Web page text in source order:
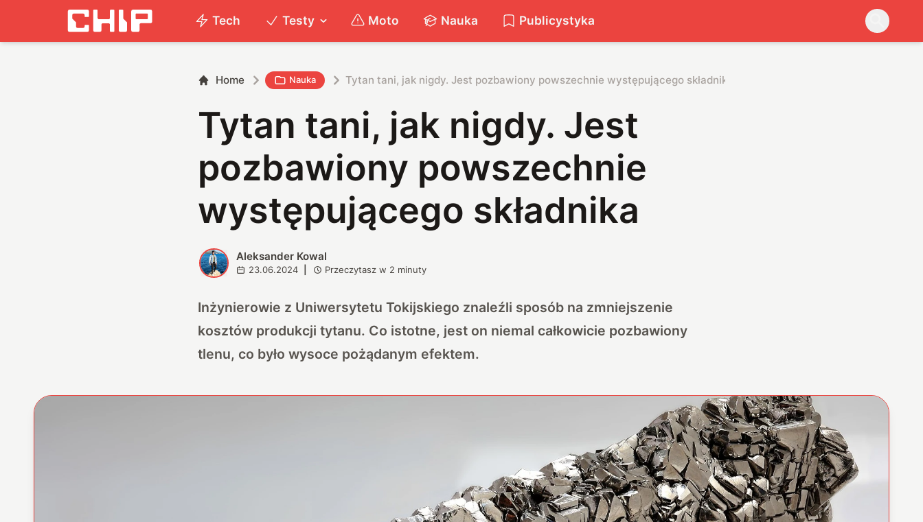
Tech Testy Moto Nauka Publicystyka
Home Nauka Tytan tani, jak nigdy. Jest pozbawiony powszechnie występującego składnika
Tytan tani, jak nigdy. Jest
pozbawiony powszechnie
występującego składnika
A Aleksander Kowal
23.06.2024 Przeczytasz w 2 minuty
Inżynierowie z Uniwersytetu Tokijskiego znaleźli sposób na zmniejszenie
kosztów produkcji tytanu. Co istotne, jest on niemal całkowicie pozbawiony
tlenu, co było wysoce pożądanym efektem.